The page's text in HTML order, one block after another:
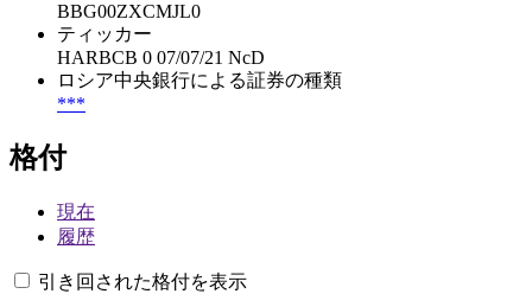
BBG00ZXCMJL0
ティッカー
HARBCB 0 07/07/21 NcD
ロシア中央銀行による証券の種類
***
格付
現在
履歴
引き回された格付を表示